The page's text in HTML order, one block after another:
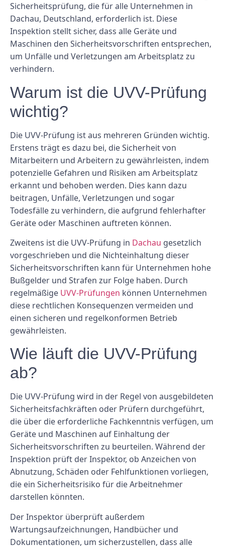
Sicherheitsprüfung, die für alle Unternehmen in
Dachau, Deutschland, erforderlich ist. Diese
Inspektion stellt sicher, dass alle Geräte und
Maschinen den Sicherheitsvorschriften entsprechen,
um Unfälle und Verletzungen am Arbeitsplatz zu
verhindern.
Warum ist die UVV-Prüfung
wichtig?
Die UVV-Prüfung ist aus mehreren Gründen wichtig.
Erstens trägt es dazu bei, die Sicherheit von
Mitarbeitern und Arbeitern zu gewährleisten, indem
potenzielle Gefahren und Risiken am Arbeitsplatz
erkannt und behoben werden. Dies kann dazu
beitragen, Unfälle, Verletzungen und sogar
Todesfälle zu verhindern, die aufgrund fehlerhafter
Geräte oder Maschinen auftreten können.
Zweitens ist die UVV-Prüfung in Dachau gesetzlich
vorgeschrieben und die Nichteinhaltung dieser
Sicherheitsvorschriften kann für Unternehmen hohe
Bußgelder und Strafen zur Folge haben. Durch
regelmäßige UVV-Prüfungen können Unternehmen
diese rechtlichen Konsequenzen vermeiden und
einen sicheren und regelkonformen Betrieb
gewährleisten.
Wie läuft die UVV-Prüfung
ab?
Die UVV-Prüfung wird in der Regel von ausgebildeten
Sicherheitsfachkräften oder Prüfern durchgeführt,
die über die erforderliche Fachkenntnis verfügen, um
Geräte und Maschinen auf Einhaltung der
Sicherheitsvorschriften zu beurteilen. Während der
Inspektion prüft der Inspektor, ob Anzeichen von
Abnutzung, Schäden oder Fehlfunktionen vorliegen,
die ein Sicherheitsrisiko für die Arbeitnehmer
darstellen könnten.
Der Inspektor überprüft außerdem
Wartungsaufzeichnungen, Handbücher und
Dokumentationen, um sicherzustellen, dass alle